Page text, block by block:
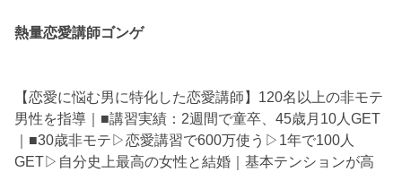
熱量恋愛講師ゴンゲ
【恋愛に悩む男に特化した恋愛講師】120名以上の非モテ
男性を指導｜■講習実績：2週間で童卒、45歳月10人GET
｜■30歳非モテ▷恋愛講習で600万使う▷1年で100人
GET▷自分史上最高の女性と結婚｜基本テンションが高